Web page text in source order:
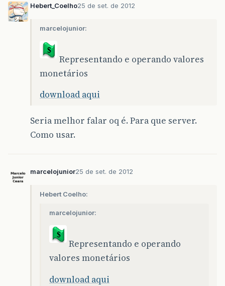
Hebert_Coelho25 de set. de 2012
marcelojunior:
Representando e operando valores
monetários
download aqui
Seria melhor falar oq é. Para que server.
Como usar.
marcelojunior25 de set. de 2012
Hebert Coelho:
marcelojunior:
Representando e operando
valores monetários
download aqui